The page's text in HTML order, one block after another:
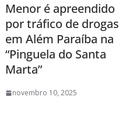
Menor é apreendido
por tráfico de drogas
em Além Paraíba na
“Pinguela do Santa
Marta”
novembro 10, 2025